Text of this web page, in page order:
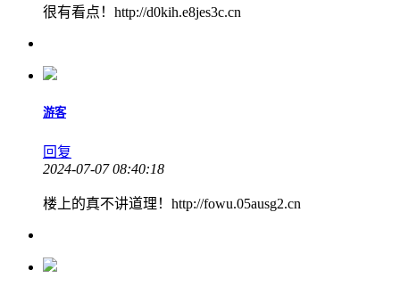
很有看点！http://d0kih.e8jes3c.cn
游客
回复
2024-07-07 08:40:18
楼上的真不讲道理！http://fowu.05ausg2.cn